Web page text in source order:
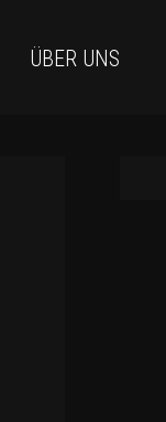
ÜBER UNS